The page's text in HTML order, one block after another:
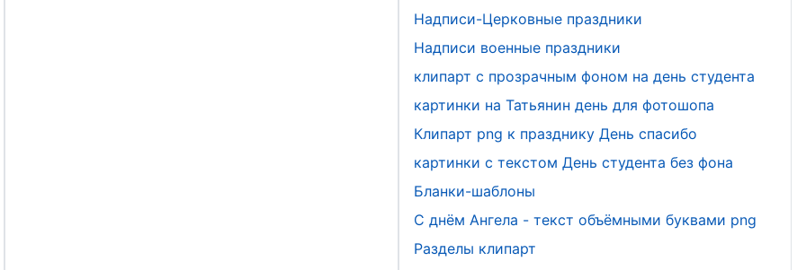
Надписи-Церковные праздники
Надписи военные праздники
клипарт с прозрачным фоном на день студента
картинки на Татьянин день для фотошопа
Клипарт png к празднику День спасибо
картинки с текстом День студента без фона
Бланки-шаблоны
С днём Ангела - текст объёмными буквами png
Разделы клипарт